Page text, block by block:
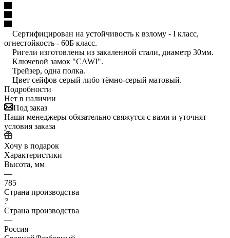
Сертифицирован на устойчивость к взлому - I класс,
огнестойкость - 60Б класс.
Ригели изготовлены из закаленной стали, диаметр 30мм.
Ключевой замок "CAWI".
Трейзер, одна полка.
Цвет сейфов серый либо тёмно-серый матовый.
Подробности
Нет в наличии
Под заказ
Наши менеджеры обязательно свяжутся с вами и уточнят
условия заказа
Хочу в подарок
Характеристики
Высота, мм
—
785
Страна производства
?
Страна производства
—
Россия